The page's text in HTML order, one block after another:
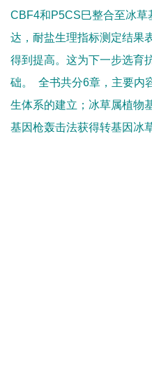
CBF4和P5CS巳整合至冰草
达，耐盐生理指标测定结果
得到提高。这为下一步选育
础。
全书共分6章，主要内
生体系的建立；冰草属植物
基因枪轰击法获得转基因冰